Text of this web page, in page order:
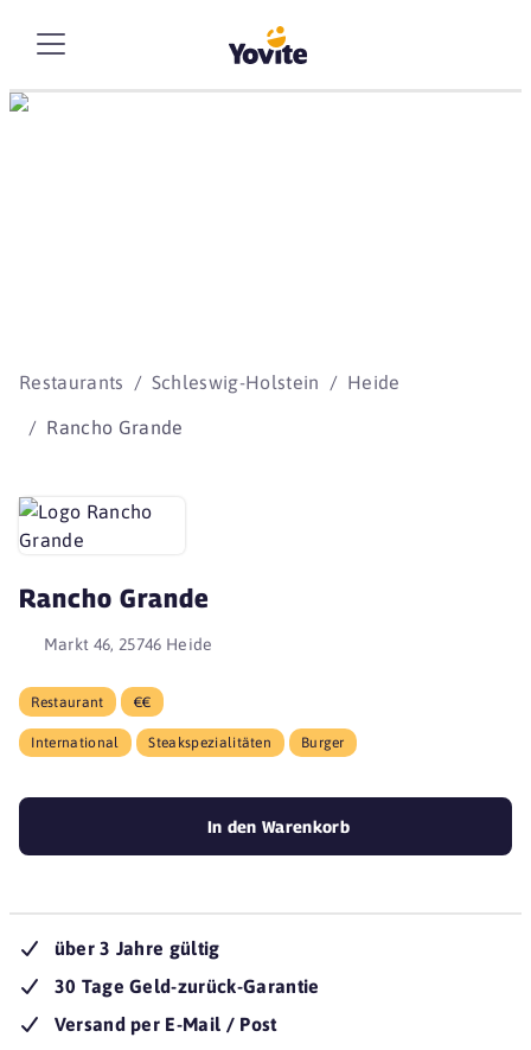
Restaurants Schleswig-Holstein Heide
Rancho Grande
Rancho Grande
Markt 46, 25746 Heide
Restaurant €€
International Steakspezialitäten Burger
In den Warenkorb
über 3 Jahre gültig
30 Tage Geld-zurück-Garantie
Versand per E-Mail / Post